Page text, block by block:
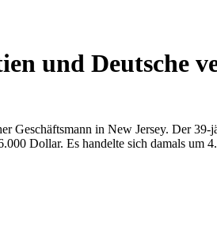
und Deutsche
in New Jersey. Der
Dollar. Es handelte sich damals um